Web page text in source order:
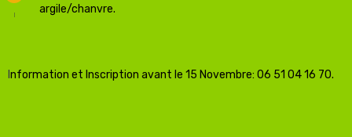
argile/chanvre.
nformation et Inscription avant le 15 Novembre: 06 51 04 16 70.